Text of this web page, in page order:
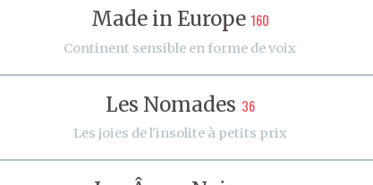
Made in Europe 160
Continent sensible en forme de voix
Les Nomades 36
Les joies de l'insolite à petits prix